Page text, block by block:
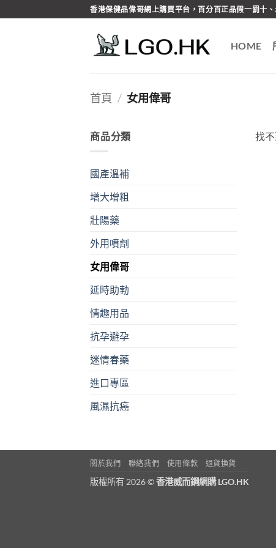
to
香港保健品偉哥網上購買平台，百分百正品假一罰十
HOME
首頁 / 女用偉哥
商品分類
國產溫補
增大增粗
壯陽藥
外用噴劑
女用偉哥
延時助勃
情趣用品
抗孕避孕
迷情春藥
進口專區
風濕抗癌
找
關於我們 聯絡我們 使用條款 退貨換貨
版權所有 2026 ©香港威而鋼網購 LGO.HK